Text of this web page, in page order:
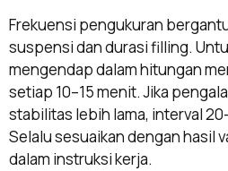
Frekuensi pengukuran
suspensi dan durasi filling.
mengendap dalam hitungan
setiap 10–15 menit. Jika
stabilitas lebih lama, interval
Selalu sesuaikan dengan hasil
dalam instruksi kerja.